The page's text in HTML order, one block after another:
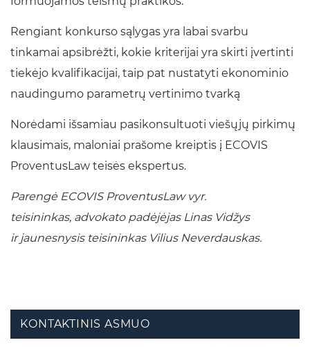
Rengiant konkurso sąlygas yra labai svarbu
tinkamai apsibrėžti, kokie kriterijai yra skirti įvertinti
tiekėjo kvalifikacijai, taip pat nustatyti ekonominio
naudingumo parametrų vertinimo tvarką
Norėdami išsamiau pasikonsultuoti viešųjų pirkimų
klausimais, maloniai prašome kreiptis į ECOVIS
ProventusLaw teisės ekspertus.
Parengė ECOVIS ProventusLaw vyr.
teisininkas, advokato padėjėjas Linas Vidžys
ir jaunesnysis teisininkas Vilius Neverdauskas.
KONTAKTINIS ASMUO